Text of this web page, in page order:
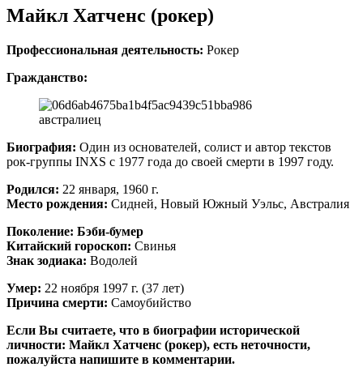
Майкл Хатченс (рокер)
Профессиональная деятельность: Рокер
Гражданство:
австралиец
Биография: Один из основателей, солист и автор текстов
рок-группы INXS с 1977 года до своей смерти в 1997 году.
Родился: 22 января, 1960 г.
Место рождения: Сидней, Новый Южный Уэльс, Австралия
Поколение: Бэби-бумер
Китайский гороскоп: Свинья
Знак зодиака: Водолей
Умер: 22 ноября 1997 г. (37 лет)
Причина смерти: Самоубийство
Если Вы считаете, что в биографии исторической
личности: Майкл Хатченс (рокер), есть неточности,
пожалуйста напишите в комментарии.